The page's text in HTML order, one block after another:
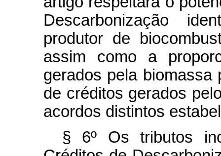
Descarbonização
produtor de
assim como a
gerados pela biomassa
de créditos gerados
acordos distintos
§ 6º Os tributos